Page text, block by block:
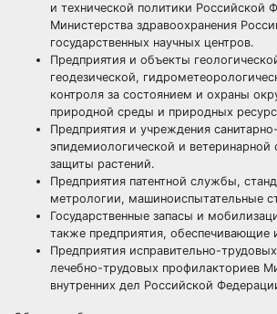
и технической политики Российской
Министерства здравоохранения
государственных научных центров.
Предприятия и объекты
геодезической,
контроля за состоянием и охраны
природной среды и природных
Предприятия и учреждения санитарно-
эпидемиологической и
защиты растений.
Предприятия патентной службы,
метрологии, машиноиспытательные
Государственные запасы и
также предприятия, обеспечивающие
Предприятия исправительно-
лечебно-трудовых профилакториев
внутренних дел Российской